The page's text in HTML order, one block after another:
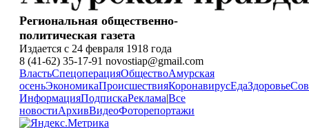
Региональная общественно-
политическая газета
Издается с 24 февраля 1918 года
8 (41-62) 35-17-91 novostiap@gmail.com
ВластьСпецоперацияОбществоАмурская
осеньЭкономикаПроисшествияКоронавирусЕдаЗдоровье
ИнформацияПодпискаРеклама|Все
новостиАрхивВидеоФоторепортажи